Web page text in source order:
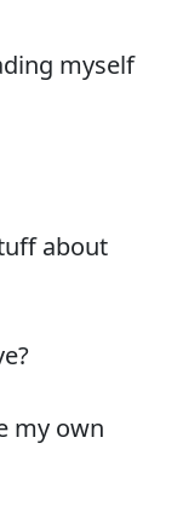
myself
about
my own